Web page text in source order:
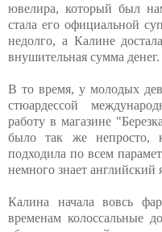
ювелира, который был
стала его официальной
недолго, а Калине
внушительная сумма денег.
В то время, у молодых
стюардессой
работу в магазине
было так же непросто,
подходила по всем
немного знает английский
Калина начала вовсь
временам колоссальные